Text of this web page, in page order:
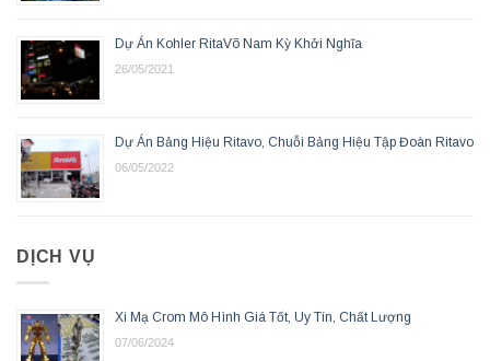
Dự Án Kohler RitaVõ Nam Kỳ Khởi Nghĩa
26/05/2021
Dự Án Bảng Hiệu Ritavo, Chuỗi Bảng Hiệu Tập Đoàn Ritavo
06/05/2022
DỊCH VỤ
Xi Mạ Crom Mô Hình Giá Tốt, Uy Tín, Chất Lượng
07/06/2024